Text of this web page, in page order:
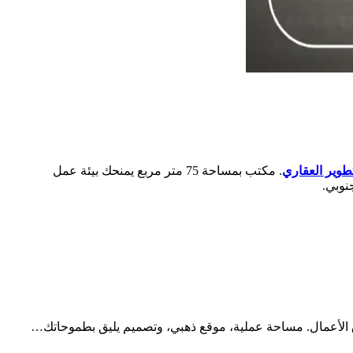
العقاري
. مكتب بمساحة 75 متر مربع يمنحك بيئة عمل
مساحة عملية، موقع ذهبي، وتصميم يليق بطموحاتك…